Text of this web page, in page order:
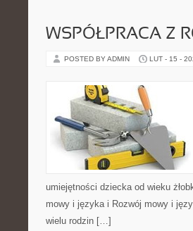
WSPÓŁPRACA Z
POSTED BY ADMIN LUT - 15 -
umiejętności dziecka od wieku
mowy i języka i Rozwój mowy i
wielu rodzin […]